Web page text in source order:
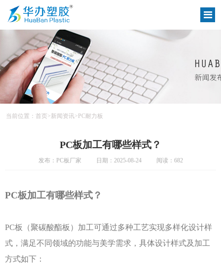
当前位置： 首页>新闻资讯> PC耐力板
PC板加工有哪些样式？
发布：PC板厂家 日期：2025-08-24 阅读：682
PC板加工有哪些样式？
PC板（聚碳酸酯板）加工可通过多种工艺实现多样化设计样
式，满足不同领域的功能与美学需求，具体设计样式及加工
方式如下：